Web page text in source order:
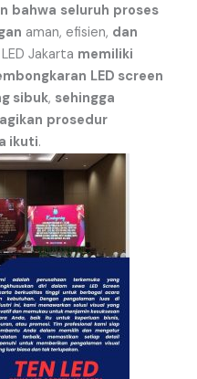
bahwa seluruh proses
aman, efisien, dan
Jakarta memiliki
LED screen
sibuk, sehingga
prosedur
ikuti.